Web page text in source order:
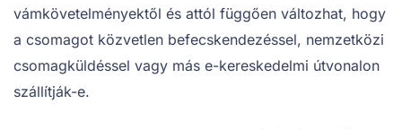
vámkövetelményektől és attól függően változhat, hogy
a csomagot közvetlen befecskendezéssel, nemzetközi
csomagküldéssel vagy más e-kereskedelmi útvonalon
szállítják-e.